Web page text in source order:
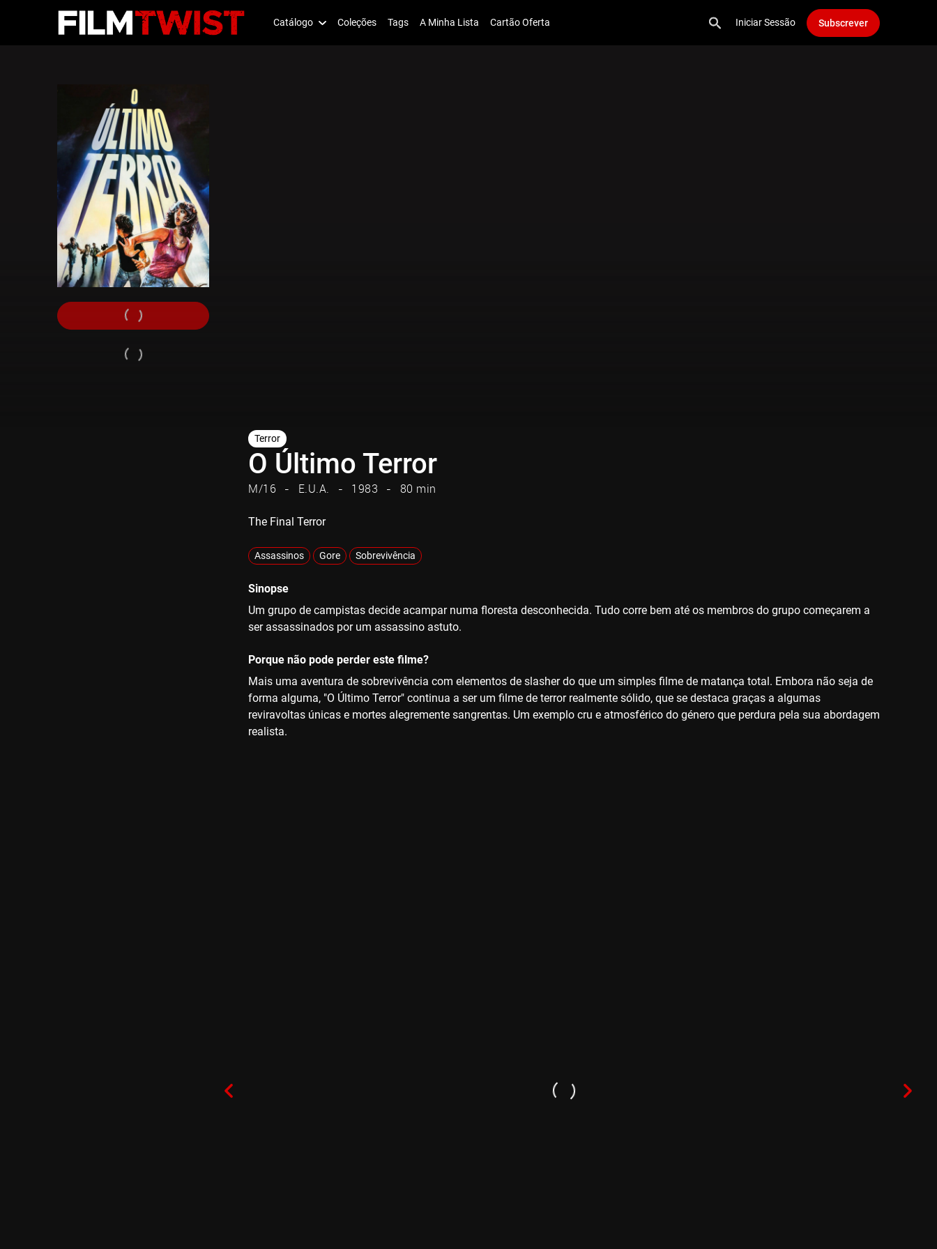
Catálogo Coleções Tags A Minha Lista Cartão Oferta Iniciar Sessão Subscrever
Terror
O Último Terror
M/16 E.U.A. 1983 80 min
The Final Terror
Assassinos Gore Sobrevivência
Sinopse
Um grupo de campistas decide acampar numa floresta desconhecida. Tudo corre bem até os membros do grupo começarem a
ser assassinados por um assassino astuto.
Porque não pode perder este filme?
Mais uma aventura de sobrevivência com elementos de slasher do que um simples filme de matança total. Embora não seja de
forma alguma, "O Último Terror" continua a ser um filme de terror realmente sólido, que se destaca graças a algumas
reviravoltas únicas e mortes alegremente sangrentas. Um exemplo cru e atmosférico do género que perdura pela sua abordagem
realista.